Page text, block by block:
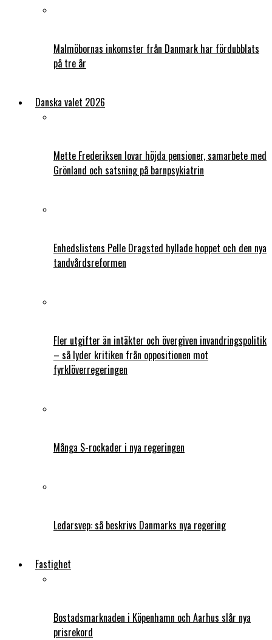
Malmöbornas inkomster från Danmark har fördubblats
på tre år
Danska valet 2026
Mette Frederiksen lovar höjda pensioner, samarbete med
Grönland och satsning på barnpsykiatrin
Enhedslistens Pelle Dragsted hyllade hoppet och den nya
tandvårdsreformen
Fler utgifter än intäkter och övergiven invandringspolitik
– så lyder kritiken från oppositionen mot
fyrklöverregeringen
Många S-rockader i nya regeringen
Ledarsvep: så beskrivs Danmarks nya regering
Fastighet
Bostadsmarknaden i Köpenhamn och Aarhus slår nya
prisrekord